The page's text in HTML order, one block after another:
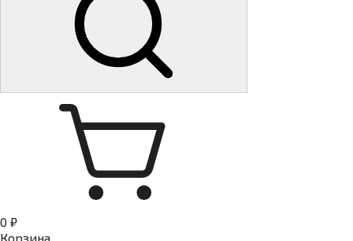
0 ₽
Корзина